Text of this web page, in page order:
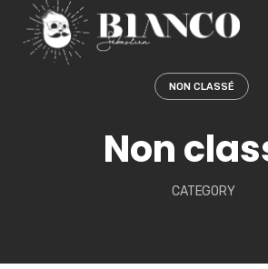
NON CLASSÉ
Non
CATEGORY